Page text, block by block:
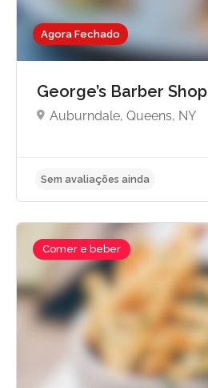
Agora Fechado
George’s Barber Shop
Auburndale, Queens, NY
Sem avaliações ainda
Comer e beber